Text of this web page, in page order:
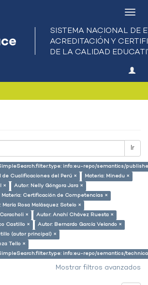
Ir
info:eu-repo/semantics/
de Cualificaciones del Perú ×
Materia: Minedu ×
×
Autor: Nelly Góngora Jara ×
Materia: Certificación de Competencias ×
María Rosa Malásquez Sotelo ×
×
Autor: Anahí Chávez Ruesta ×
Castillo ×
Autor: Bernardo García Velando ×
(autor principal) ×
Tello ×
info:eu-repo/semantics/
Mostrar filtros avanzados